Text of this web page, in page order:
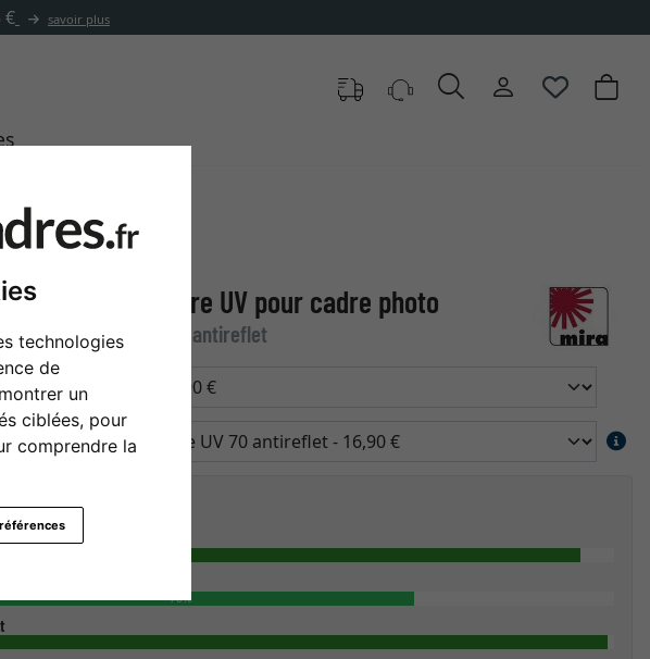
technologies
de
un
ciblées, pour
comprendre la
avec filtre UV pour cadre photo
| verre de musée UV 70 antireflet
verre
musée UV 70
contour
70%